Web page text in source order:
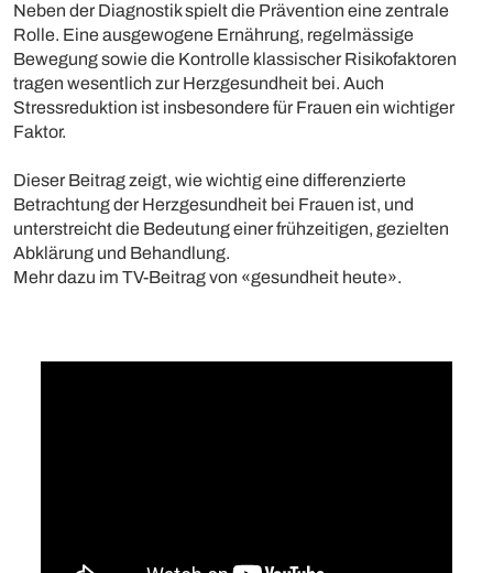
Neben der Diagnostik spielt die Prävention eine zentrale
Rolle. Eine ausgewogene Ernährung, regelmässige
Bewegung sowie die Kontrolle klassischer Risikofaktoren
tragen wesentlich zur Herzgesundheit bei. Auch
Stressreduktion ist insbesondere für Frauen ein wichtiger
Faktor.
Dieser Beitrag zeigt, wie wichtig eine differenzierte
Betrachtung der Herzgesundheit bei Frauen ist, und
unterstreicht die Bedeutung einer frühzeitigen, gezielten
Abklärung und Behandlung.
Mehr dazu im TV-Beitrag von «gesundheit heute».